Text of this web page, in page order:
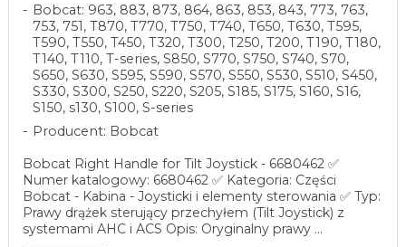
Bobcat: 963, 883, 873, 864, 863, 853, 843, 773, 763,
753, 751, T870, T770, T750, T740, T650, T630, T595,
T590, T550, T450, T320, T300, T250, T200, T190, T180,
T140, T110, T-series, S850, S770, S750, S740, S70,
S650, S630, S595, S590, S570, S550, S530, S510, S450,
S330, S300, S250, S220, S205, S185, S175, S160, S16,
S150, s130, S100, S-series
Producent: Bobcat
Bobcat Right Handle for Tilt Joystick - 6680462 ✅
Numer katalogowy: 6680462 ✅ Kategoria: Części
Bobcat - Kabina - Joysticki i elementy sterowania ✅ Typ:
Prawy drążek sterujący przechyłem (Tilt Joystick) z
systemami AHC i ACS Opis: Oryginalny prawy ...